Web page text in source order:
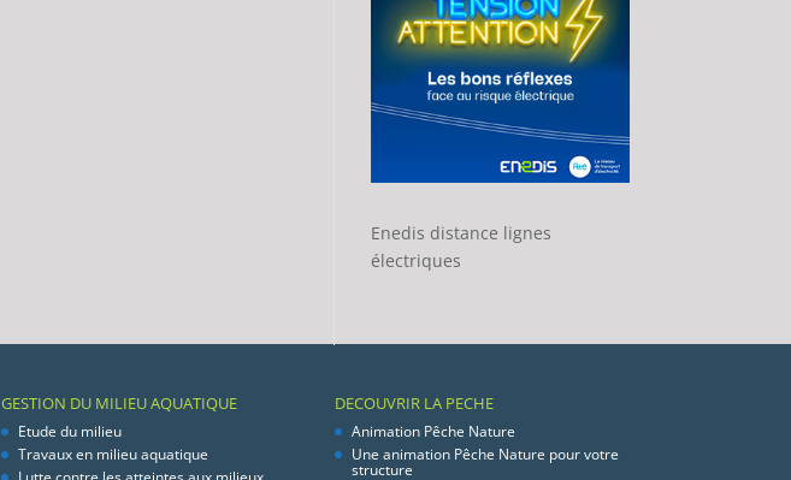
Enedis distance lignes
électriques
GESTION DU MILIEU AQUATIQUE
Etude du milieu
Travaux en milieu aquatique
DECOUVRIR LA PECHE
Animation Pêche Nature
Une animation Pêche Nature pour votre
structure